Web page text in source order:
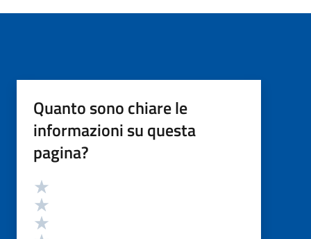
Quanto sono chiare le
informazioni su questa
pagina?
Valutazione